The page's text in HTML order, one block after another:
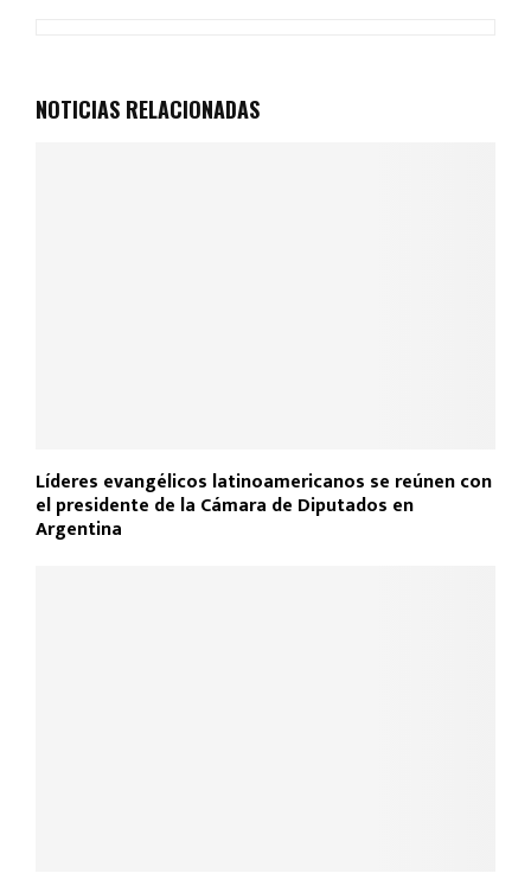
NOTICIAS RELACIONADAS
Líderes evangélicos latinoamericanos se reúnen con
el presidente de la Cámara de Diputados en
Argentina